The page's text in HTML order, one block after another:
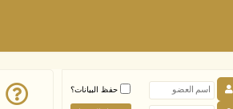
حفظ البيانات؟